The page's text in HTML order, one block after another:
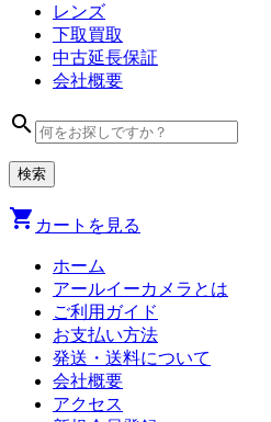
レンズ
下取買取
中古延長保証
会社概要
search
shopping_cart カートを見る
ホーム
アールイーカメラとは
ご利用ガイド
お支払い方法
発送・送料について
会社概要
アクセス